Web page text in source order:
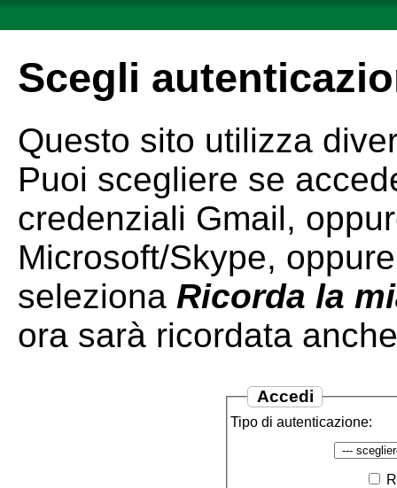
Scegli
Questo sito utilizza
Puoi scegliere se
credenziali Gmail,
Microsoft/Skype,
seleziona Ricorda la
ora sarà ricordata
Accedi
Tipo di autenticazione: